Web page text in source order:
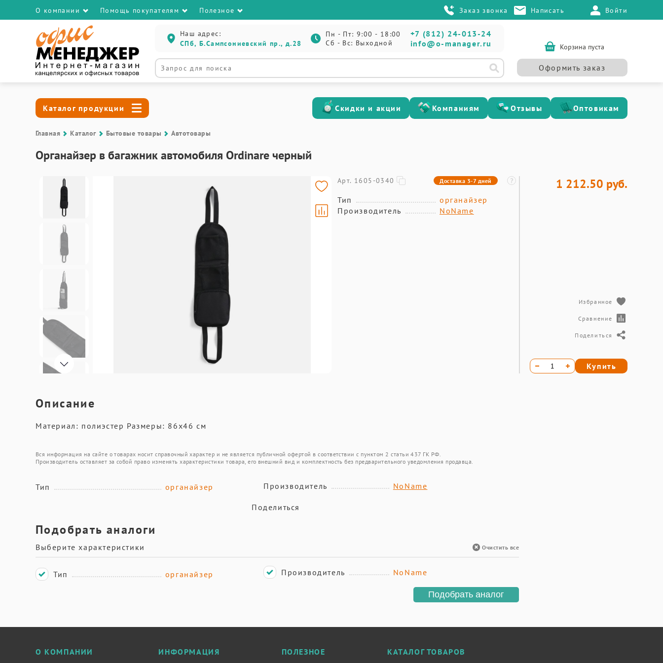
О компании Помощь покупателям Полезное Заказ звонка Написать Войти
Наш адрес:
СПб, Б.Сампсониевский пр., д.28
Пн - Пт: 9:00 - 18:00
Сб - Вс: Выходной
+7 (812) 24-013-24
info@o-manager.ru
Корзина пуста
Оформить заказ
Каталог продукции Скидки и акции Компаниям Отзывы Оптовикам
Главная Каталог Бытовые товары Автотовары
Органайзер в багажник автомобиля Ordinare черный
Арт. 1605-0340 Доставка 3-7 дней
Тип
органайзер
Производитель
NoName
Описание
Материал: полиэстер Размеры: 86х46 см
Вся информация на сайте о товарах носит справочный характер и не является публичной офертой в соответствии с пунктом 2 статьи 437 ГК РФ.
Производитель оставляет за собой право изменять характеристики товара, его внешний вид и комплектность без предварительного уведомления продавца.
Тип органайзер Производитель NoName
Поделиться
Подобрать аналоги
Выберите характеристики Очистить все
Тип органайзер Производитель NoName
Подобрать аналог
1 212.50 руб.
Избранное
Сравнение
Поделиться
Купить
О КОМПАНИИ ИНФОРМАЦИЯ ПОЛЕЗНОЕ КАТАЛОГ ТОВАРОВ